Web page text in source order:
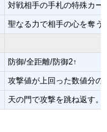
対戦相手の手札の特殊カー
聖なる力で相手の心を奪う
防御/全距離/防御2↑
攻撃値が上回った数値分の
天の門で攻撃を跳ね返す。